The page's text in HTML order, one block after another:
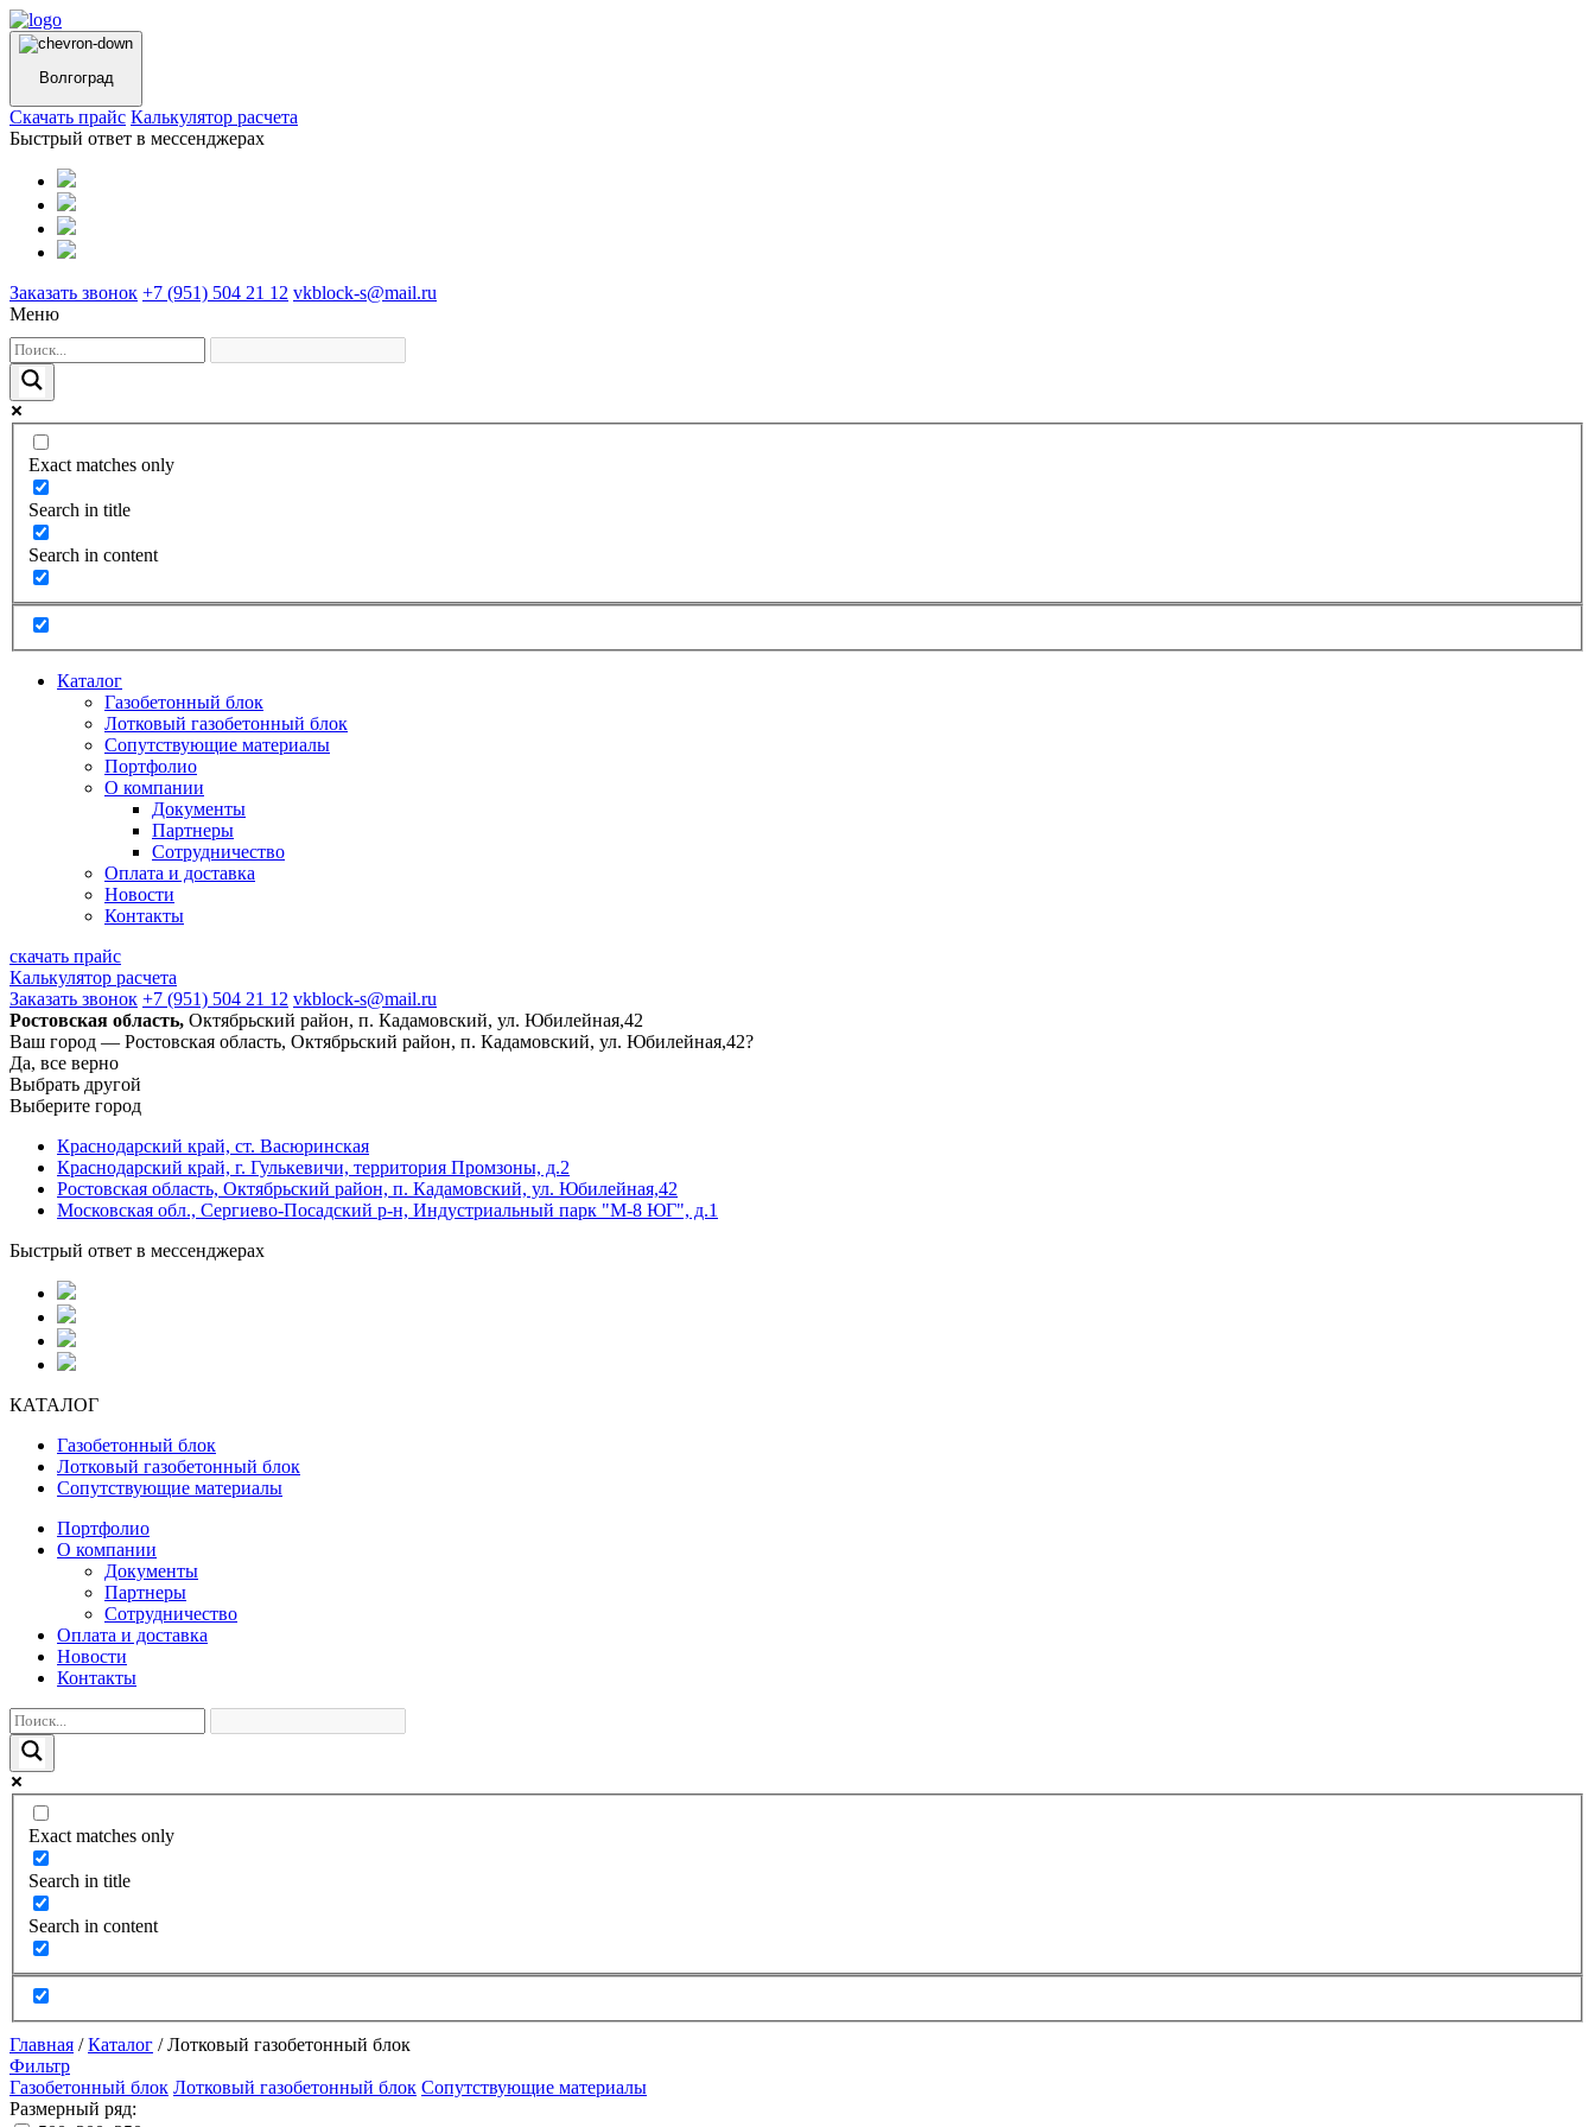
Волгоград
Cкачать прайс Калькулятор расчета
Быстрый ответ в мессенджерах
Заказать звонок +7 (951) 504 21 12 vkblock-s@mail.ru
Меню
Exact matches only
Search in title
Search in content
Каталог
Газобетонный блок
Лотковый газобетонный блок
Сопутствующие материалы
Портфолио
О компании
Документы
Партнеры
Сотрудничество
Оплата и доставка
Новости
Контакты
скачать прайс
Калькулятор расчета
Заказать звонок +7 (951) 504 21 12 vkblock-s@mail.ru
Ростовская область, Октябрьский район, п. Кадамовский, ул. Юбилейная,42
Ваш город — Ростовская область, Октябрьский район, п. Кадамовский, ул. Юбилейная,42?
Да, все верно
Выбрать другой
Выберите город
Краснодарский край, ст. Васюринская
Краснодарский край, г. Гулькевичи, территория Промзоны, д.2
Ростовская область, Октябрьский район, п. Кадамовский, ул. Юбилейная,42
Московская обл., Сергиево-Посадский р-н, Индустриальный парк "М-8 ЮГ", д.1
Быстрый ответ в мессенджерах
КАТАЛОГ
Газобетонный блок
Лотковый газобетонный блок
Сопутствующие материалы
Портфолио
О компании
Документы
Партнеры
Сотрудничество
Оплата и доставка
Новости
Контакты
Exact matches only
Search in title
Search in content
Главная /Каталог /Лотковый газобетонный блок
Фильтр
Газобетонный блок Лотковый газобетонный блок Сопутствующие материалы
Размерный ряд: